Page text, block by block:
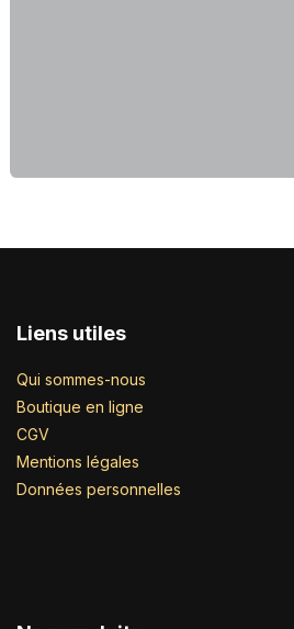
Liens utiles
Qui sommes-nous
Boutique en ligne
CGV
Mentions légales
Données personnelles